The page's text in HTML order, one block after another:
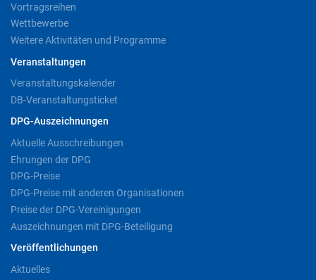
Vortragsreihen
Wettbewerbe
Weitere Aktivitäten und Programme
Veranstaltungen
Veranstaltungskalender
DB-Veranstaltungsticket
DPG-Auszeichnungen
Aktuelle Ausschreibungen
Ehrungen der DPG
DPG-Preise
DPG-Preise mit anderen Organisationen
Preise der DPG-Vereinigungen
Auszeichnungen mit DPG-Beteiligung
Veröffentlichungen
Aktuelles